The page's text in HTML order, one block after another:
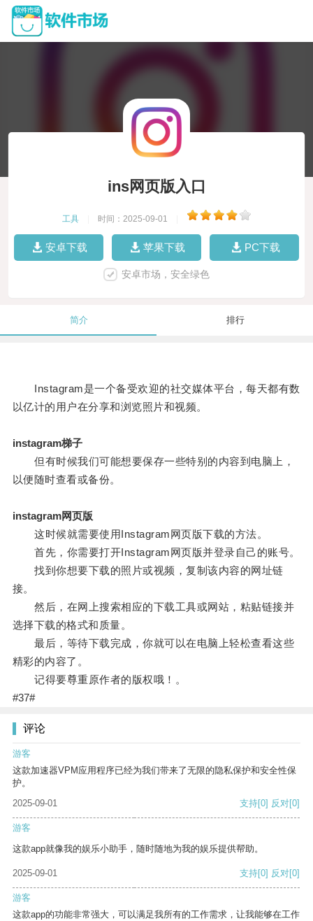
ins网页版入口
工具 时间：2025-09-01
安卓下载 苹果下载 PC下载
安卓市场，安全绿色
简介 排行
Instagram是一个备受欢迎的社交媒体平台，每天都有数
以亿计的用户在分享和浏览照片和视频。
instagram梯子
但有时候我们可能想要保存一些特别的内容到电脑上，
以便随时查看或备份。
instagram网页版
这时候就需要使用Instagram网页版下载的方法。
首先，你需要打开Instagram网页版并登录自己的账号。
找到你想要下载的照片或视频，复制该内容的网址链
接。
然后，在网上搜索相应的下载工具或网站，粘贴链接并
选择下载的格式和质量。
最后，等待下载完成，你就可以在电脑上轻松查看这些
精彩的内容了。
记得要尊重原作者的版权哦！。
#37#
评论
游客
这款加速器VPM应用程序已经为我们带来了无限的隐私保护和安全性保
护。
2025-09-01
支持[0] 反对[0]
游客
这款app就像我的娱乐小助手，随时随地为我的娱乐提供帮助。
2025-09-01 支持[0] 反对[0]
游客
这款app的功能非常强大，可以满足我所有的工作需求，让我能够在工作